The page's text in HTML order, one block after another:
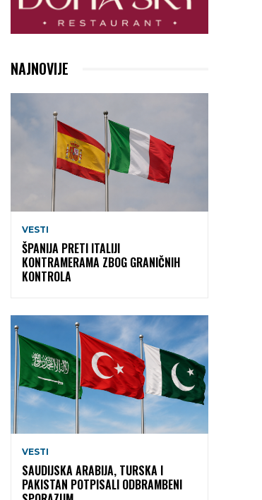
NAJNOVIJE
VESTI
ŠPANIJA PRETI ITALIJI
KONTRAMERAMA ZBOG GRANIČNIH
KONTROLA
VESTI
SAUDIJSKA ARABIJA, TURSKA I
PAKISTAN POTPISALI ODBRAMBENI